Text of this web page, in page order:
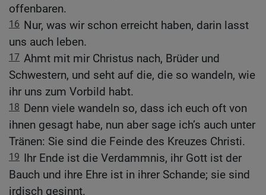
offenbaren.
16 Nur, was wir schon erreicht haben, darin lasst
uns auch leben.
17 Ahmt mit mir Christus nach, Brüder und
Schwestern, und seht auf die, die so wandeln, wie
ihr uns zum Vorbild habt.
18 Denn viele wandeln so, dass ich euch oft von
ihnen gesagt habe, nun aber sage ich’s auch unter
Tränen: Sie sind die Feinde des Kreuzes Christi.
19 Ihr Ende ist die Verdammnis, ihr Gott ist der
Bauch und ihre Ehre ist in ihrer Schande; sie sind
irdisch gesinnt.